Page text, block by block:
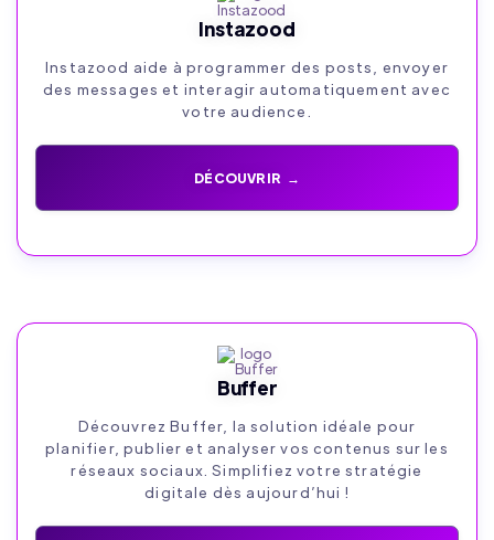
Instazood
Instazood aide à programmer des posts, envoyer
des messages et interagir automatiquement avec
votre audience.
DÉCOUVRIR →
Buffer
Découvrez Buffer, la solution idéale pour
planifier, publier et analyser vos contenus sur les
réseaux sociaux. Simplifiez votre stratégie
digitale dès aujourd’hui !